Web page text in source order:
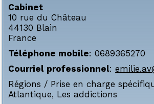
Cabinet
10 rue du Château
44130 Blain
France
Téléphone mobile: 0689365270
Courriel professionnel:
Régions / Prise en charge
Atlantique, Les addictions